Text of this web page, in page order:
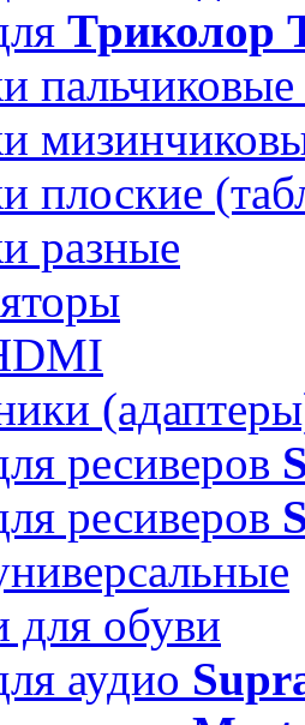
Триколор
плоские
разные
ресиверов
ресиверов
обуви
аудио